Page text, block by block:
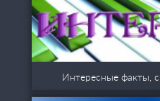
Интересные факты,